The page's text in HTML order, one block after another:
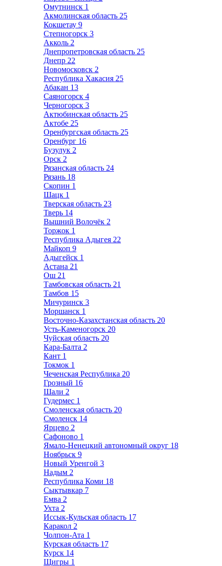
Омутнинск 1
Акмолинская область 25
Кокшетау 9
Степногорск 3
Акколь 2
Днепропетровская область 25
Днепр 22
Новомосковск 2
Республика Хакасия 25
Абакан 13
Саяногорск 4
Черногорск 3
Актюбинская область 25
Актобе 25
Оренбургская область 25
Оренбург 16
Бузулук 2
Орск 2
Рязанская область 24
Рязань 18
Скопин 1
Шацк 1
Тверская область 23
Тверь 14
Вышний Волочёк 2
Торжок 1
Республика Адыгея 22
Майкоп 9
Адыгейск 1
Астана 21
Ош 21
Тамбовская область 21
Тамбов 15
Мичуринск 3
Моршанск 1
Восточно-Казахстанская область 20
Усть-Каменогорск 20
Чуйская область 20
Кара-Балта 2
Кант 1
Токмок 1
Чеченская Республика 20
Грозный 16
Шали 2
Гудермес 1
Смоленская область 20
Смоленск 14
Ярцево 2
Сафоново 1
Ямало-Ненецкий автономный округ 18
Ноябрьск 9
Новый Уренгой 3
Надым 2
Республика Коми 18
Сыктывкар 7
Емва 2
Ухта 2
Иссык-Кульская область 17
Каракол 2
Чолпон-Ата 1
Курская область 17
Курск 14
Щигры 1